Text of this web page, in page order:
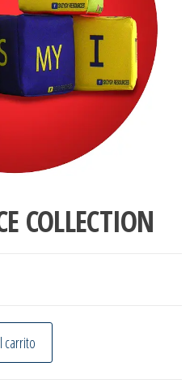
COLLECTION
cantidad
carrito